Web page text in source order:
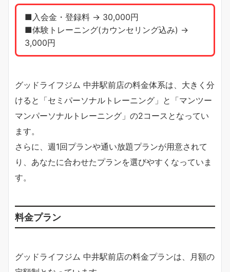
■入会金・登録料 → 30,000円
■体験トレーニング(カウンセリング込み) →
3,000円
グッドライフジム 中井駅前店の料金体系は、大きく分
けると「セミパーソナルトレーニング」と「マンツー
マンパーソナルトレーニング」の2コースとなってい
ます。
さらに、週1回プランや通い放題プランが用意されて
り、あなたに合わせたプランを選びやすくなっていま
す。
料金プラン
グッドライフジム 中井駅前店の料金プランは、月額の